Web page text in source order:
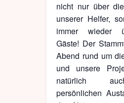
nicht nur über
unserer Helfer,
immer wieder
Gäste! Der
Abend rund um
und unsere
natürlich
persönlichen